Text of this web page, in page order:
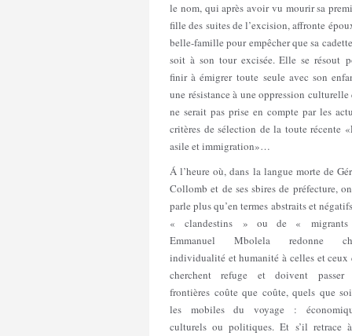
le nom, qui après avoir vu mourir sa
fille des suites de l’excision, affronte
belle-famille pour empêcher que sa
soit à son tour excisée. Elle se résout
finir à émigrer toute seule avec son
une résistance à une oppression
ne serait pas prise en compte par les
critères de sélection de la toute récente
asile et immigration»…
Á l’heure où, dans la langue morte de
Collomb et de ses sbires de préfecture,
parle plus qu’en termes abstraits et
« clandestins » ou de «
Emmanuel Mbolela redonne
individualité et humanité à celles et ceux
cherchent refuge et doivent passer
frontières coûte que coûte, quels que
les mobiles du voyage :
culturels ou politiques. Et s’il retrace